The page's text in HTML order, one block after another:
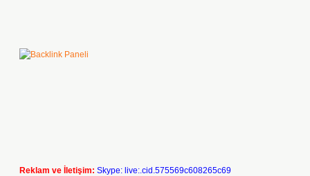
Reklam ve İletişim: Skype: live:.cid.575569c608265c69